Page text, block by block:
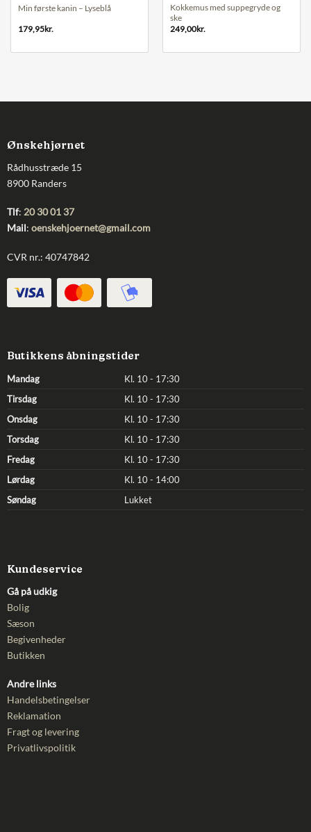
Min første kanin – Lyseblå
179,95kr.
Kokkemus med suppegryde og
ske
249,00kr.
Ønskehjørnet
Rådhusstræde 15
8900 Randers
Tlf: 20 30 01 37
Mail: oenskehjoernet@gmail.com
CVR nr.: 40747842
Butikkens åbningstider
Mandag
Kl. 10 - 17:30
Tirsdag
Kl. 10 - 17:30
Onsdag
Kl. 10 - 17:30
Torsdag
Kl. 10 - 17:30
Fredag
Kl. 10 - 17:30
Lørdag
Kl. 10 - 14:00
Søndag
Lukket
Kundeservice
Gå på udkig
Bolig
Sæson
Begivenheder
Butikken
Andre links
Handelsbetingelser
Reklamation
Fragt og levering
Privatlivspolitik